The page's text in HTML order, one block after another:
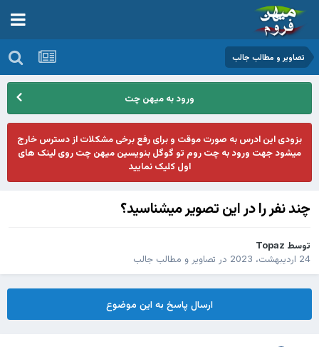
تصاوير و مطالب جالب
ورود به میهن چت
بزودی این ادرس به صورت موقت و برای رفع برخی مشکلات از دسترس خارج
میشود جهت ورود به چت روم تو گوگل بنویسین میهن چت روی لینک های
اول کلیک نمایید
چند نفر را در این تصویر میشناسید؟
توسط Topaz
24 اردیبهشت، 2023
در تصاوير و مطالب جالب
ارسال پاسخ به این موضوع